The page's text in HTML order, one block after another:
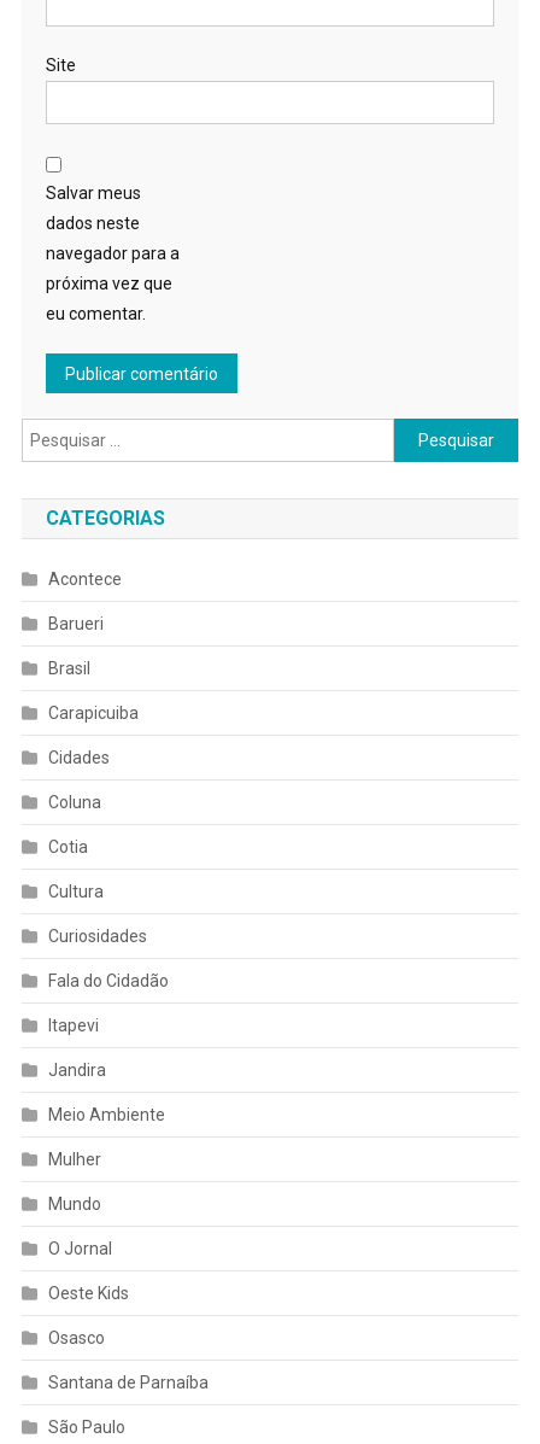
Site
Salvar meus
dados neste
navegador para a
próxima vez que
eu comentar.
Pesquisar
por:
CATEGORIAS
Acontece
Barueri
Brasil
Carapicuiba
Cidades
Coluna
Cotia
Cultura
Curiosidades
Fala do Cidadão
Itapevi
Jandira
Meio Ambiente
Mulher
Mundo
O Jornal
Oeste Kids
Osasco
Santana de Parnaíba
São Paulo